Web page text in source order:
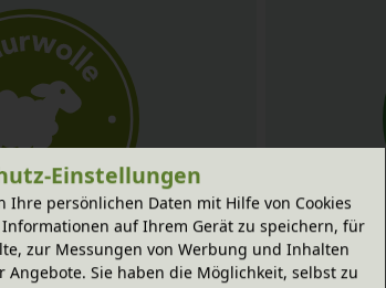
Einstellungen
persönlichen Daten mit Hilfe von Cookies
auf Ihrem Gerät zu speichern, für
zur Messungen von Werbung und Inhalten
Sie haben die Möglichkeit, selbst zu